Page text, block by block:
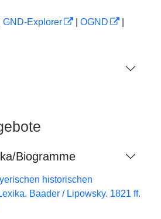
GND-Explorer OGND
Biogramme
historischen
Baader / Lipowsky. 1821 ff.